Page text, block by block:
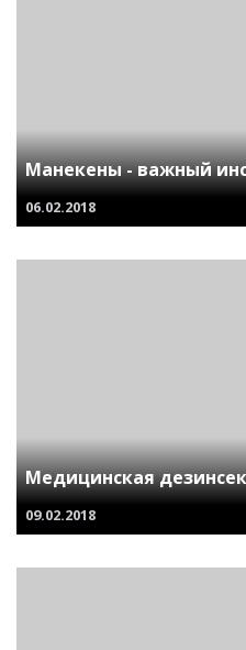
Манекены - важный
06.02.2018
Медицинская
09.02.2018